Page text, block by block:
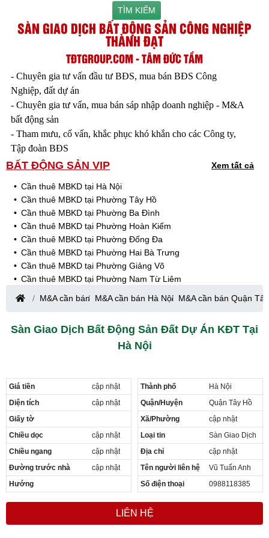
TÌM KIẾM
SÀN GIAO DỊCH BẤT ĐỘNG SẢN CÔNG NGHIỆP
THÀNH ĐẠT
TĐTGROUP.COM - TÂM ĐỨC TẦM
- Chuyên gia tư vấn đầu tư BĐS, mua bán BĐS Công
Nghiệp, đất dự án
- Chuyên gia tư vấn, mua bán sáp nhập doanh nghiệp - M&A
bất động sản
- Tham mưu, cố vấn, khắc phục khó khắn cho các Công ty,
Tập đoàn BĐS
BẤT ĐỘNG SẢN VIP Xem tất cả
Cần thuê MBKD tại Hà Nội
Cần thuê MBKD tại Phường Tây Hồ
Cần thuê MBKD tại Phường Ba Đình
Cần thuê MBKD tại Phường Hoàn Kiếm
Cần thuê MBKD tại Phường Đống Đa
Cần thuê MBKD tại Phường Hai Bà Trưng
Cần thuê MBKD tại Phường Giảng Võ
Cần thuê MBKD tại Phường Nam Từ Liêm
Cần thuê MBKD tại Phường Cầu Giấy
Cần thuê MBKD tại Phường Thanh Xuân
Cần thuê MBKD tại Phường Hà Đông
Cần thuê MBKD tại Phường Hoàng Mai
Cần thuê MBKD tại Phường Nghĩa Độ
Cần thuê MBKD tại Phường Phương Liệt
Cần thuê MBKD tại Phường Khương Đình
Cần thuê MBKD tại Phường Yên Sở
Cần thuê MBKD tại Phường Hoàng Liệt
Cần thuê MBKD tại Phường Định Công
Cần thuê MBKD tại Phường Tương Mai
Cần thuê MBKD tại Phường Vĩnh Hưng
Cần thuê MBKD tại Phường Lĩnh Nam
Cần thuê MBKD tại Phường Hồng Hà
Cần thuê MBKD tại Phường Láng
M&A cần bán M&A cần bán Hà Nội M&A cần bán Quận
Sàn Giao Dịch Bất Động Sản Đất Dự Án KĐT Tại
Hà Nội
Giá tiền
cập nhật
Diện tích
cập nhật
Giấy tờ
Chiều dọc
cập nhật
Chiều ngang
cập nhật
Đường trước nhà
cập nhật
Hướng
Thành phố
Hà Nội
Quận/Huyện
Quận Tây Hồ
Xã/Phường
cập nhật
Loại tin
Sàn Giao Dịch
Địa chỉ
cập nhật
Tên người liên hệ
Vũ Tuấn Anh
Số điện thoại
0988118385
LIÊN HỆ